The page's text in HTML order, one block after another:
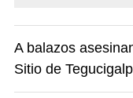
A balazos
Sitio de